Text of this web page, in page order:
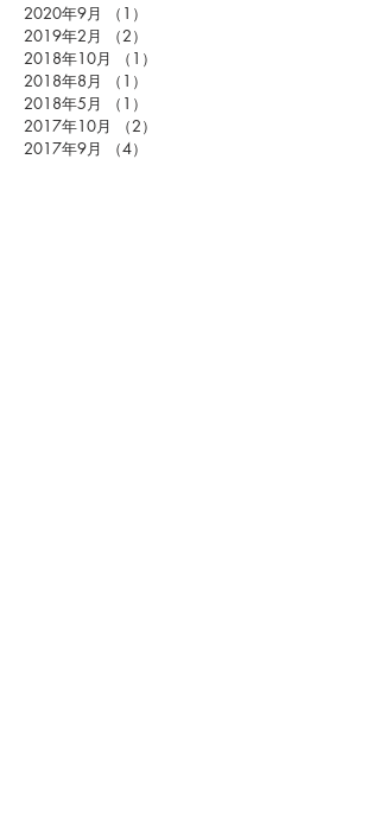
2020年9月 （1）
2019年2月
（2）
2018年10月
（1）
2018年8月
（1）
2018年5月
（1）
2017年10月
（2）
2017年9月
（4）